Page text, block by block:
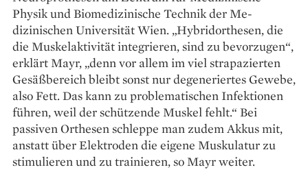
Physik und Biomedizinische Technik der Me­
dizinischen Universität Wien. „Hybridorthesen, die
die Mus­kel­aktivität integrieren, sind zu bevorzugen“,
erklärt Mayr, „denn vor allem im viel strapazierten
Gesäßbereich bleibt sonst nur degeneriertes Gewebe,
also Fett. Das kann zu problematischen Infektionen
führen, weil der schützende Muskel fehlt.“ Bei
passiven Orthesen schleppe man zudem Akkus mit,
anstatt über Elektroden die eigene Muskulatur zu
stimulieren und zu trainieren, so Mayr weiter.